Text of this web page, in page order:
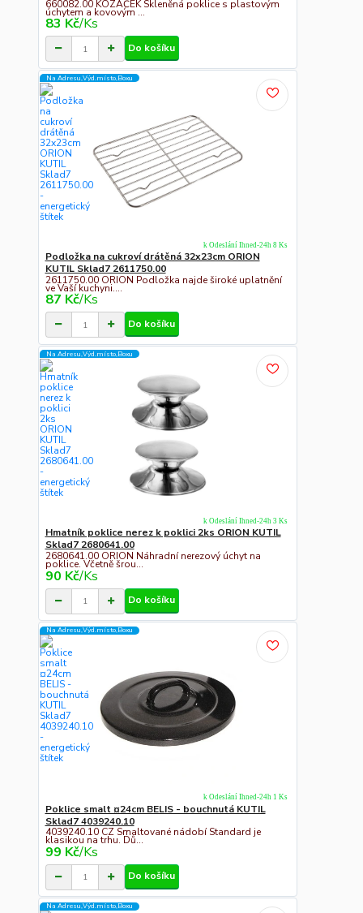
660082.00 KOZÁČEK Skleněná poklice s plastovým
úchytem a kovovým ...
83 Kč/Ks
Do košíku
Na Adresu,Výd.místo,Boxu
Podložka na cukroví drátěná 32x23cm ORION
KUTIL Sklad7 2611750.00
2611750.00 ORION Podložka najde široké uplatnění
ve Vaší kuchyni....
87 Kč/Ks
k Odeslání Ihned-24h 8 Ks
Do košíku
Na Adresu,Výd.místo,Boxu
Hmatník poklice nerez k poklici 2ks ORION KUTIL
Sklad7 2680641.00
2680641.00 ORION Náhradní nerezový úchyt na
poklice. Včetně šrou...
90 Kč/Ks
k Odeslání Ihned-24h 3 Ks
Do košíku
Na Adresu,Výd.místo,Boxu
Poklice smalt ¤24cm BELIS - bouchnutá KUTIL
Sklad7 4039240.10
4039240.10 CZ Smaltované nádobí Standard je
klasikou na trhu. Dů...
99 Kč/Ks
k Odeslání Ihned-24h 1 Ks
Do košíku
Na Adresu,Výd.místo,Boxu